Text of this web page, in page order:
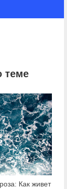
теме
Как живет